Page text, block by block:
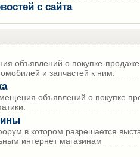
с сайта
объявлений о покупке-продаже
и запчастей к ним.
объявлений о покупке
в котором разрешается
интернет магазинам